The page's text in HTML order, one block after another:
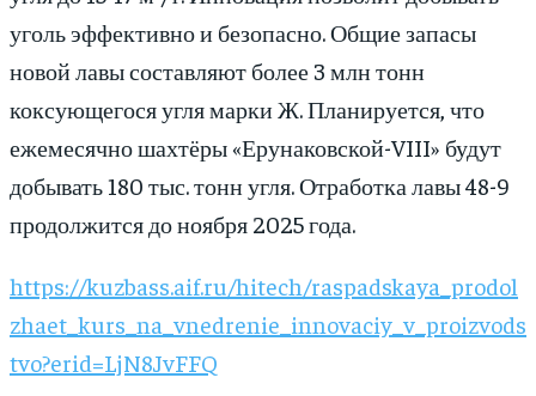
уголь эффективно и безопасно. Общие запасы
новой лавы составляют более 3 млн тонн
коксующегося угля марки Ж. Планируется, что
ежемесячно шахтёры «Ерунаковской-VIII» будут
добывать 180 тыс. тонн угля. Отработка лавы 48-9
продолжится до ноября 2025 года.
https://kuzbass.aif.ru/hitech/raspadskaya_prodol
zhaet_kurs_na_vnedrenie_innovaciy_v_proizvods
tvo?erid=LjN8JvFFQ